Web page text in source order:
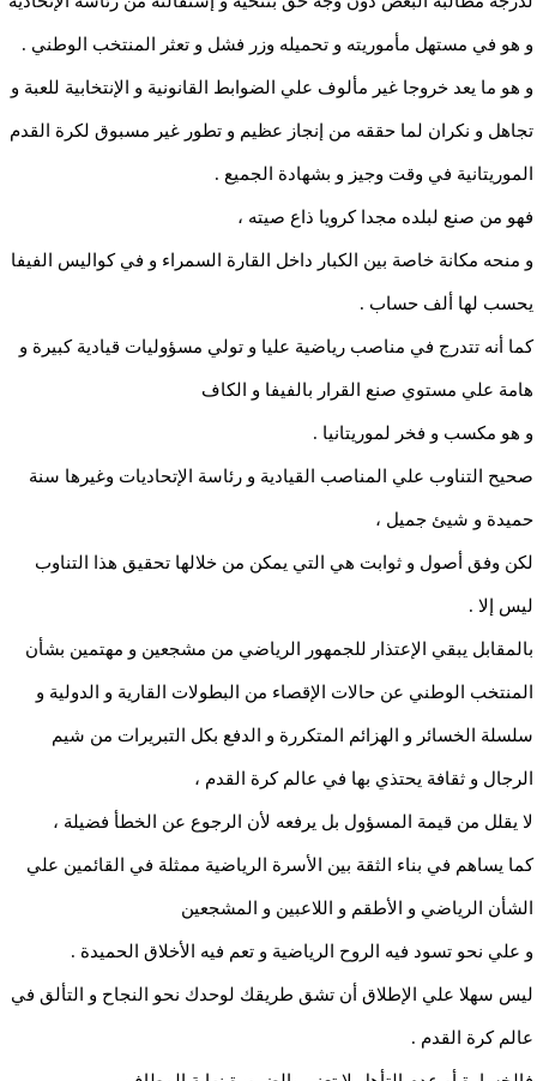
و هو في مستهل مأموريته و تحميله وزر فشل و تعثر المنتخب الوطني .
و هو ما يعد خروجا غير مألوف علي الضوابط القانونية و الإنتخابية للعبة و
تجاهل و نكران لما حققه من إنجاز عظيم و تطور غير مسبوق لكرة القدم
الموريتانية في وقت وجيز و بشهادة الجميع .
فهو من صنع لبلده مجدا كرويا ذاع صيته ،
و منحه مكانة خاصة بين الكبار داخل القارة السمراء و في كواليس الفيفا
يحسب لها ألف حساب .
كما أنه تتدرج في مناصب رياضية عليا و تولي مسؤوليات قيادية كبيرة و
هامة علي مستوي صنع القرار بالفيفا و الكاف
و هو مكسب و فخر لموريتانيا .
صحيح التناوب علي المناصب القيادية و رئاسة الإتحاديات وغيرها سنة
حميدة و شيئ جميل ،
لكن وفق أصول و ثوابت هي التي يمكن من خلالها تحقيق هذا التناوب
ليس إلا .
بالمقابل يبقي الإعتذار للجمهور الرياضي من مشجعين و مهتمين بشأن
المنتخب الوطني عن حالات الإقصاء من البطولات القارية و الدولية و
سلسلة الخسائر و الهزائم المتكررة و الدفع بكل التبريرات من شيم
الرجال و ثقافة يحتذي بها في عالم كرة القدم ،
لا يقلل من قيمة المسؤول بل يرفعه لأن الرجوع عن الخطأ فضيلة ،
كما يساهم في بناء الثقة بين الأسرة الرياضية ممثلة في القائمين علي
الشأن الرياضي و الأطقم و اللاعبين و المشجعين
و علي نحو تسود فيه الروح الرياضية و تعم فيه الأخلاق الحميدة .
ليس سهلا علي الإطلاق أن تشق طريقك لوحدك نحو النجاح و التألق في
عالم كرة القدم .